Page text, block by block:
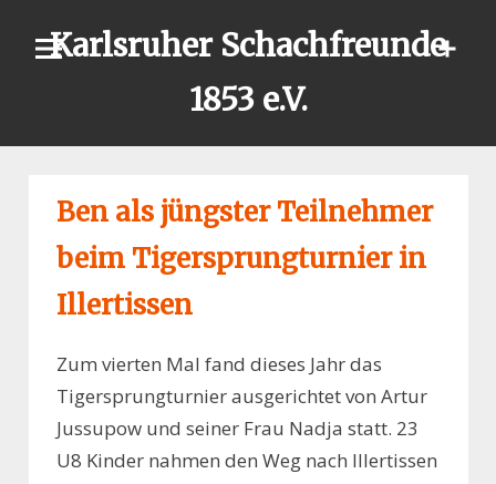
Karlsruher Schachfreunde
1853 e.V.
Ben als jüngster Teilnehmer
beim Tigersprungturnier in
Illertissen
Zum vierten Mal fand dieses Jahr das
Tigersprungturnier ausgerichtet von Artur
Jussupow und seiner Frau Nadja statt. 23
U8 Kinder nahmen den Weg nach Illertissen